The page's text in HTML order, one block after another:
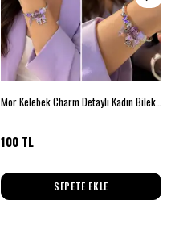
Mor Kelebek Charm Detaylı Kadın Bileklik
100 TL
SEPETE EKLE